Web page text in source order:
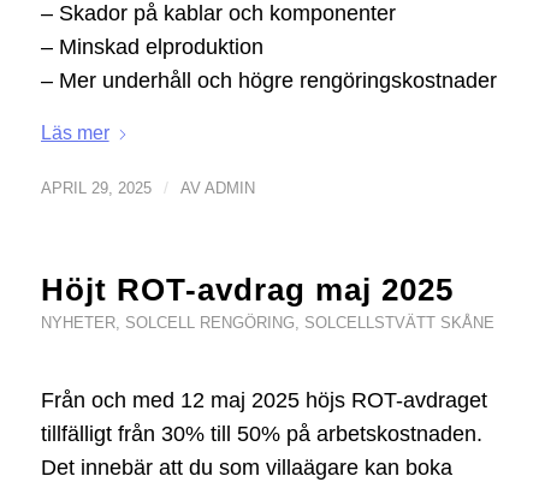
– Skador på kablar och komponenter
– Minskad elproduktion
– Mer underhåll och högre rengöringskostnader
Läs mer
APRIL 29, 2025 / AV ADMIN
Höjt ROT-avdrag maj 2025
NYHETER, SOLCELL RENGÖRING SOLCELLSTVÄTT SKÅNE
Från och med 12 maj 2025 höjs ROT-avdraget
tillfälligt från 30% till 50% på arbetskostnaden.
Det innebär att du som villaägare kan boka